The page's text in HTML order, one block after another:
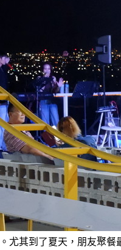
其到了夏天，朋友聚